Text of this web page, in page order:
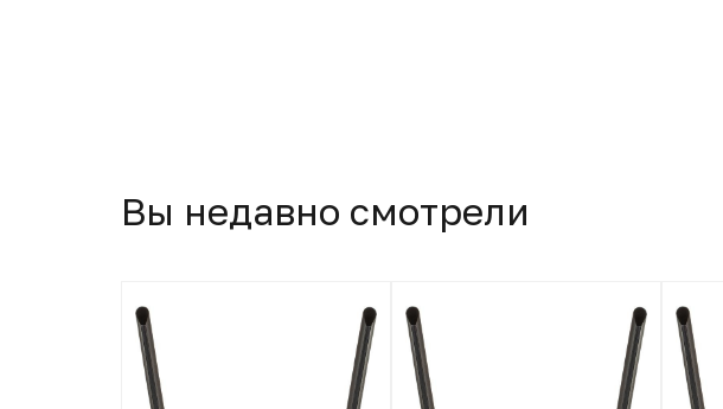
Вы недавно смотрели